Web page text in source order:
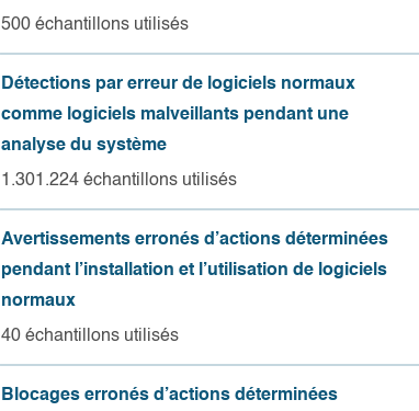
500 échantillons utilisés
Détections par erreur de logiciels normaux
comme logiciels malveillants pendant une
analyse du système
1.301.224 échantillons utilisés
Avertissements erronés d’actions déterminées
pendant l’installation et l’utilisation de logiciels
normaux
40 échantillons utilisés
Blocages erronés d’actions déterminées